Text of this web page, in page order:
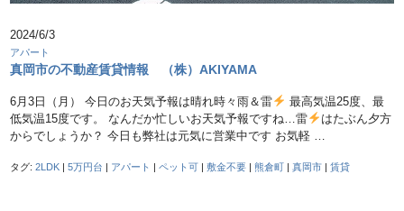
2024/6/3
アパート
真岡市の不動産賃貸情報 （株）AKIYAMA
6月3日（月） 今日のお天気予報は晴れ時々雨＆雷
最高気温25度、最
低気温15度です。 なんだか忙しいお天気予報ですね…雷
はたぶん夕方
からでしょうか？ 今日も弊社は元気に営業中です お気軽 …
タグ:2LDK |5万円台 | アパート |ペット可 |敷金不要 |熊倉町 |真岡市 |賃貸